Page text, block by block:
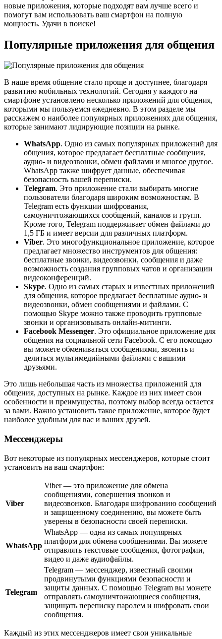
новые приложения, которые подходят вам лучше всего и
помогут вам использовать ваш смартфон на полную
мощность. Удачи в поиске!
Популярные приложения для общения
В наше время общение стало проще и доступнее, благодаря
развитию мобильных технологий. Сегодня у каждого на
смартфоне установлено несколько приложений для общения,
которыми мы пользуемся ежедневно. В этом разделе мы
расскажем о наиболее популярных приложениях для общения,
которые занимают лидирующие позиции на рынке.
WhatsApp. Одно из самых популярных приложений для
общения, которое предлагает бесплатные сообщения,
аудио- и видеозвонки, обмен файлами и многое другое.
WhatsApp также шифрует данные, обеспечивая
безопасность вашей переписки.
Telegram. Это приложение стали выбирать многие
пользователи благодаря широким возможностям. В
Telegram есть функции шифрования,
самоуничтожающихся сообщений, каналов и групп.
Кроме того, Telegram поддерживает обмен файлами до
1,5 ГБ и имеет версии для различных платформ.
Viber. Это многофункциональное приложение, которое
предлагает множество инструментов для общения:
бесплатные звонки, видеозвонки, сообщения и даже
возможность создания групповых чатов и организации
видеоконференций.
Skype. Одно из самых старых и известных приложений
для общения, которое предлагает бесплатные аудио- и
видеозвонки, обмен сообщениями и файлами. С
помощью Skype можно также проводить групповые
звонки и организовывать онлайн-митинги.
Facebook Messenger. Это официальное приложение для
общения на социальной сети Facebook. С его помощью
вы можете обмениваться сообщениями, звонить и
делиться мультимедийными файлами с вашими
друзьями.
Это лишь небольшая часть из множества приложений для
общения, доступных на рынке. Каждое из них имеет свои
особенности и преимущества, поэтому выбор всегда остается
за вами. Важно установить такое приложение, которое будет
наиболее удобным для вас и ваших друзей.
Мессенджеры
Вот некоторые из популярных мессенджеров, которые стоит
установить на ваш смартфон:
Viber
Viber — это приложение для обмена
сообщениями, совершения звонков и
видеозвонков. Благодаря шифрованию сообщений
и защищенному соединению, вы можете быть
уверены в безопасности своей переписки.
WhatsApp
WhatsApp — одна из самых популярных
платформ для обмена сообщениями. Вы можете
отправлять текстовые сообщения, фотографии,
видео и даже аудиофайлы.
Telegram
Telegram — мессенджер, известный своими
продвинутыми функциями безопасности и
защиты данных. С помощью Telegram вы можете
отправлять самоуничтожающиеся сообщения,
защищать переписку паролем и шифровать свои
сообщения.
Каждый из этих мессенджеров имеет свои уникальные